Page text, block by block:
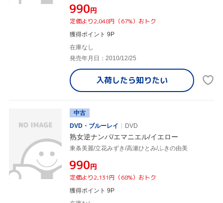
¥990円
定価より2,048円（67%）おトク
獲得ポイント 9P
在庫なし
発売年月日：2010/12/25
入荷したら知りたい
中古
DVD・ブルーレイ
DVD
熟女逆ナンパ/エマニエル/イエロー
東条美麗/立花みずき/高瀬ひとみ/ふきの由美
¥990円
定価より2,131円（68%）おトク
獲得ポイント 9P